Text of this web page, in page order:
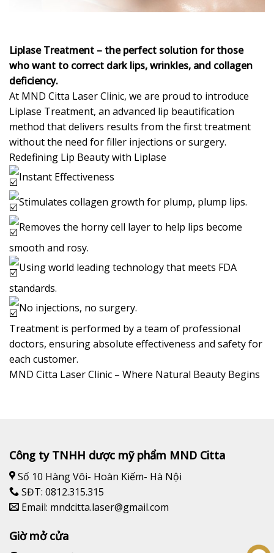
Liplase Treatment – the perfect solution for those
who want to correct dark lips, wrinkles, and collagen
deficiency.
At MND Citta Laser Clinic, we are proud to introduce
Liplase Treatment, an advanced lip beautification
method that delivers results from the first treatment
without the need for filler injections or surgery.
Redefining Lip Beauty with Liplase
Instant Effectiveness
Stimulates collagen growth for plump, plump lips.
Removes the horny cell layer to help lips become
smooth and rosy.
Using world leading technology that meets FDA
standards.
No injections, no surgery.
Treatment is performed by a team of professional
doctors, ensuring absolute effectiveness and safety for
each customer.
MND Citta Laser Clinic – Where Natural Beauty Begins
Công ty TNHH dược mỹ phẩm MND Citta
Số 10 Hàng Vôi- Hoàn Kiếm- Hà Nội
SĐT: 0812.315.315
Email: mndcitta.laser@gmail.com
Giờ mở cửa